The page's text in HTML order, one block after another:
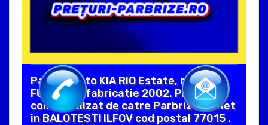
Parbriz auto KIA RIO Estate, marca
FUYAO, an fabricatie 2002. Produs
comercializat de catre Parbrize pe Net
in BALOTESTI ILFOV cod postal 77015 .